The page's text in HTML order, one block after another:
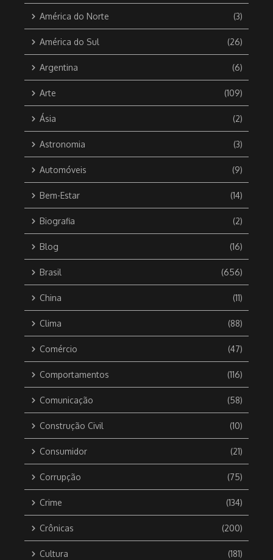
América do Norte (3)
América do Sul (26)
Argentina (6)
Arte (109)
Ásia (2)
Astronomia (3)
Automóveis (9)
Bem-Estar (14)
Biografia (2)
Blog (16)
Brasil (656)
China (11)
Clima (88)
Comércio (47)
Comportamentos (116)
Comunicação (58)
Construção Civil (10)
Consumidor (21)
Corrupção (75)
Crime (134)
Crônicas (200)
Cultura (181)